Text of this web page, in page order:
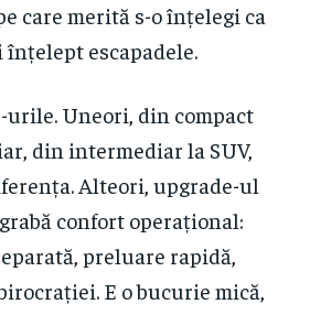
care merită s-o înțelegi ca
escapadele.
Uneori, din compact
din intermediar la SUV,
Alteori, upgrade-ul
confort operațional:
preluare rapidă,
E o bucurie mică,